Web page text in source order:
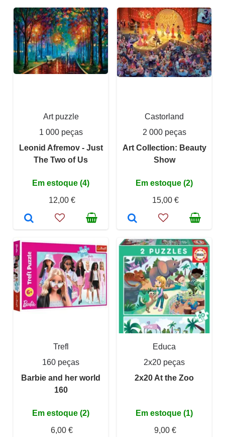
Art puzzle
1 000 peças
Leonid Afremov - Just
The Two of Us
Em estoque (4)
12,00 €
Castorland
2 000 peças
Art Collection: Beauty
Show
Em estoque (2)
15,00 €
Trefl
160 peças
Barbie and her world
160
Em estoque (2)
6,00 €
Educa
2x20 peças
2x20 At the Zoo
Em estoque (1)
9,00 €